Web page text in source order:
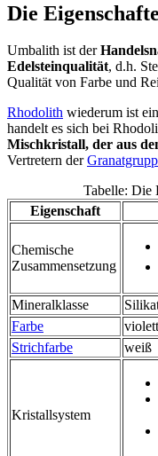
Die
Umbalith ist der
Edelsteinqualität, d.h.
Qualität von Farbe und
Rhodolith wiederum ist
handelt es sich bei
Mischkristall, der aus
Vertretern der
Tabelle: Die
Eigenschaft
Chemische
Zusammensetzung
Mineralklasse
Farbe
Strichfarbe
weiß
Kristallsystem